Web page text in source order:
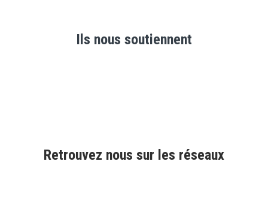
Ils nous soutiennent
Retrouvez nous sur les réseaux